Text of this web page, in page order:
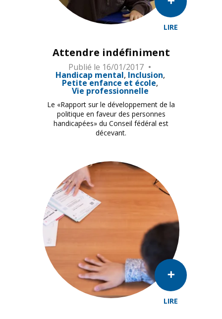
LIRE
Attendre indéfiniment
Publié le 16/01/2017
Handicap mental Inclusion
Petite enfance et école
Vie professionnelle
Le «Rapport sur le développement de la
politique en faveur des personnes
handicapées» du Conseil fédéral est
décevant.
LIRE